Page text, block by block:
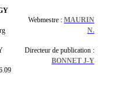
Webmestre : MAURIN
N.
Directeur de publication :
BONNET J-Y